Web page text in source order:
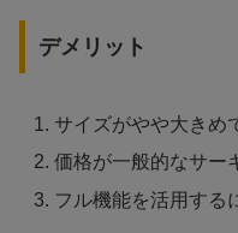
デメリット
サイズがやや大きめ
価格が一般的なサー
フル機能を活用する